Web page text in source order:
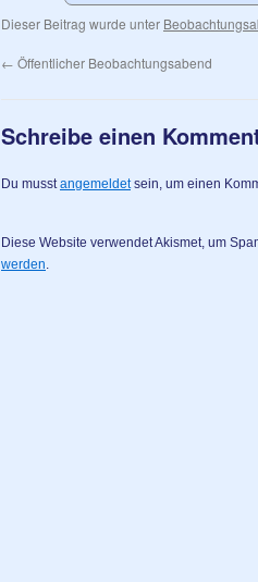
Dieser Beitrag wurde unter
← Öffentlicher Beobachtungsabend
Schreibe einen
Du musstangemeldetsein, um einen
Diese Website verwendet Akismet, um
werden.